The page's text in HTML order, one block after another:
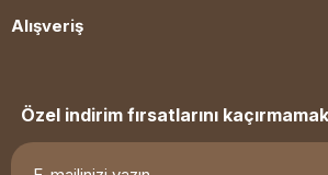
Alışveriş
Özel indirim fırsatlarını